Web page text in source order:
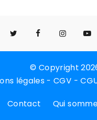
© Copyright
légales -CGV -
Contact Qui